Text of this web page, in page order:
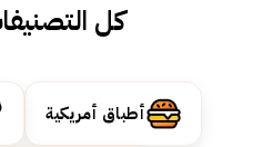
كل
أطباق أمريكية